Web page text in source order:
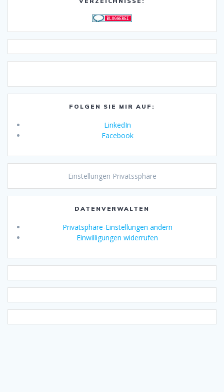
FOLGEN SIE MIR AUF:
LinkedIn
Facebook
Einstellungen Privatssphäre
DATENVERWALTEN
Privatsphäre-Einstellungen ändern
Einwilligungen widerrufen